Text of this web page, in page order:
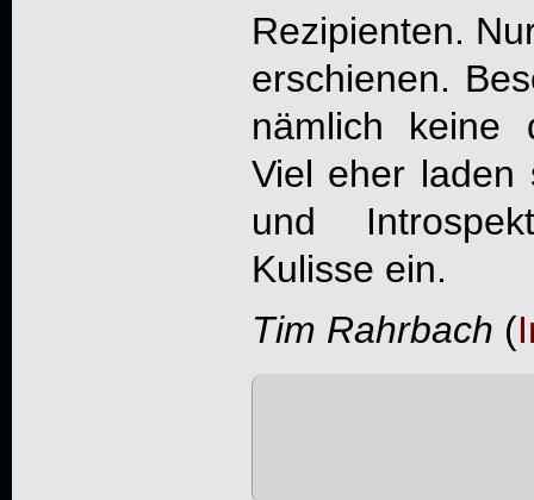
Rezipienten.
erschienen.
nämlich keine
Viel eher laden
und
Kulisse ein.
Tim Rahrbach (